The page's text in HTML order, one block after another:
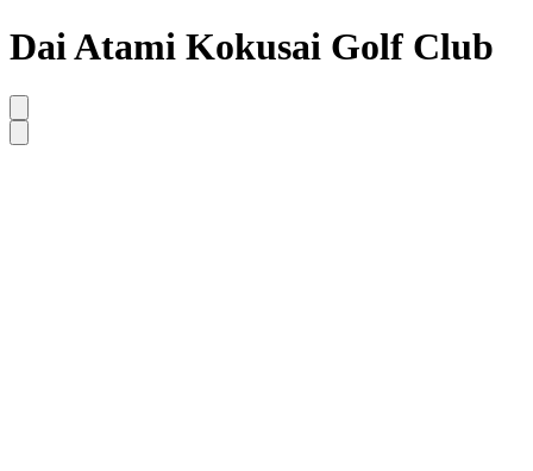
Dai Atami Kokusai Golf Club